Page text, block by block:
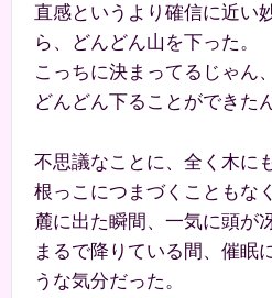
直感というより確信に近い
ら、どんどん山を下った。
こっちに決まってるじゃん
どんどん下ることができた
不思議なことに、全く木に
根っこにつまづくこともな
麓に出た瞬間、一気に頭が
まるで降りている間、催眠
うな気分だった。